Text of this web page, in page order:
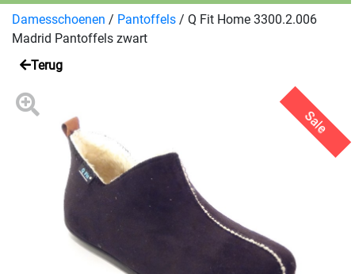
Damesschoenen / Pantoffels / Q Fit Home 3300.2.006
Madrid Pantoffels zwart
Terug
Sale